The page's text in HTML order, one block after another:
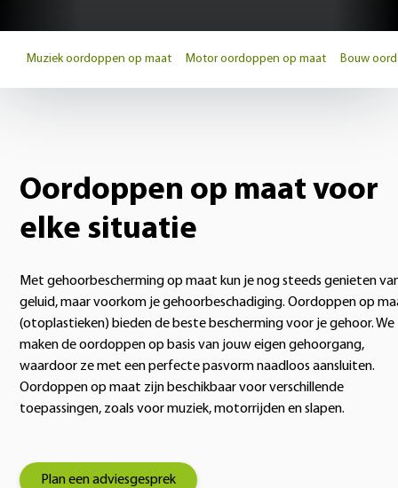
Muziek oordoppen op maat Motor oordoppen op maat Bouw
Oordoppen op maat voor
elke situatie
Met gehoorbescherming op maat kun je nog steeds genieten
geluid, maar voorkom je gehoorbeschadiging. Oordoppen op
(otoplastieken) bieden de beste bescherming voor je gehoor. We
maken de oordoppen op basis van jouw eigen gehoorgang,
waardoor ze met een perfecte pasvorm naadloos aansluiten.
Oordoppen op maat zijn beschikbaar voor verschillende
toepassingen, zoals voor muziek, motorrijden en slapen.
Plan een adviesgesprek